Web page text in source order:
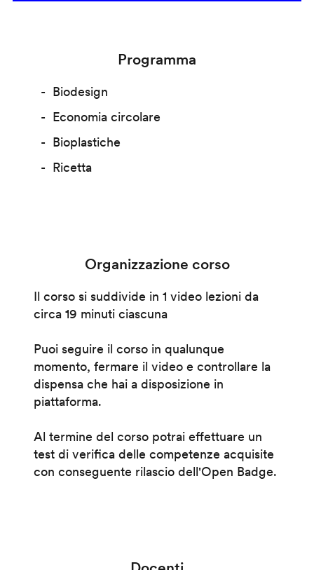
Programma
Biodesign
Economia circolare
Bioplastiche
Ricetta
Organizzazione corso
Il corso si suddivide in 1 video lezioni da
circa 19 minuti ciascuna
Puoi seguire il corso in qualunque
momento, fermare il video e controllare la
dispensa che hai a disposizione in
piattaforma.
Al termine del corso potrai effettuare un
test di verifica delle competenze acquisite
con conseguente rilascio dell'Open Badge.